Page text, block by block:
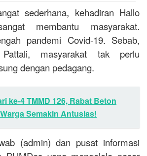
sederhana, kehadiran Hallo
membantu masyarakat.
pandemi Covid-19. Sebab,
masyarakat tak perlu
dengan pedagang.
ke-4 TMMD 126, Rabat Beton
Semakin Antusias!
(admin) dan pusat informasi